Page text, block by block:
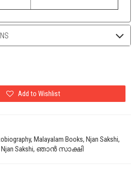
Add to Wishlist
Malayalam Books, Njan Sakshi,
Njan Sakshi, ഞാൻ സാക്ഷി